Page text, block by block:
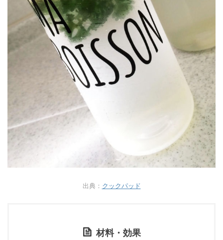
出典： クックパッド
材料・効果